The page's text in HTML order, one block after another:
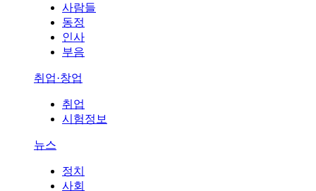
사람들
동정
인사
부음
취업·창업
취업
시험정보
뉴스
정치
사회